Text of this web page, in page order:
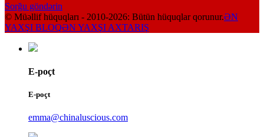
Sorğu göndərin
© Müəllif hüquqları - 2010-2026: Bütün hüquqlar qorunur.ƏN
YAXŞI BLOQƏN YAXŞI AXTARIŞ
E-poçt
E-poçt
emma@chinaluscious.com